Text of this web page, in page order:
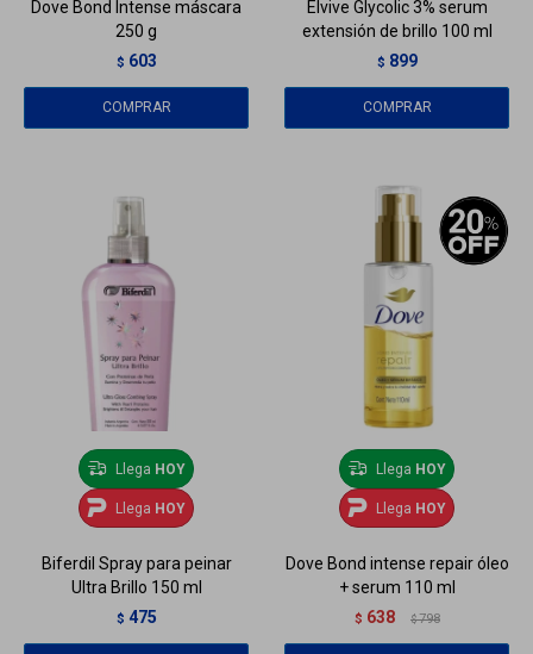
Dove Bond Intense máscara
250 g
$ 603
Elvive Glycolic 3% serum
extensión de brillo 100 ml
$ 899
Llega HOY
Llega HOY
Biferdil Spray para peinar
Ultra Brillo 150 ml
$ 475
Llega HOY
Llega HOY
Dove Bond intense repair óleo
+ serum 110 ml
$ 638 $ 798